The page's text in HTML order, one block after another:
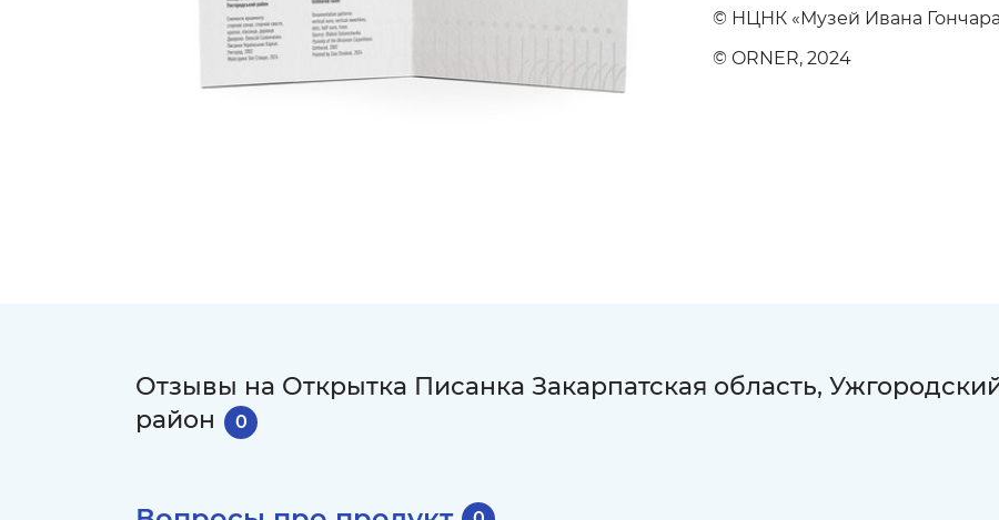
© НЦНК «Музей Ивана
© ORNER, 2024
Отзывы на Открытка Писанка Закарпатская область,
район
0